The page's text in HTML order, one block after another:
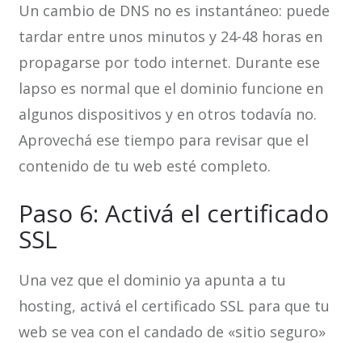
Un cambio de DNS no es instantáneo: puede
tardar entre unos minutos y 24-48 horas en
propagarse por todo internet. Durante ese
lapso es normal que el dominio funcione en
algunos dispositivos y en otros todavía no.
Aprovechá ese tiempo para revisar que el
contenido de tu web esté completo.
Paso 6: Activá el certificado
SSL
Una vez que el dominio ya apunta a tu
hosting, activá el certificado SSL para que tu
web se vea con el candado de «sitio seguro»